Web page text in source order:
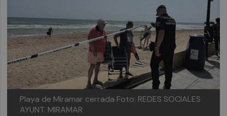
Playa de Miramar cerrada Foto: REDES SOCIALES
AYUNT. MIRAMAR